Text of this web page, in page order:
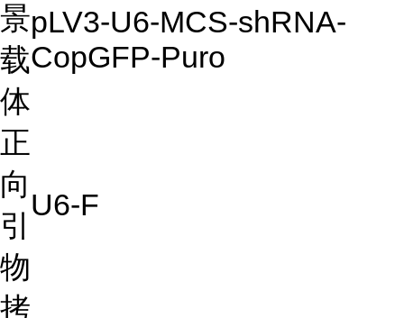
景
载
体
pLV3-U6-MCS-shRNA-
CopGFP-Puro
正
向
引
物
U6-F
拷